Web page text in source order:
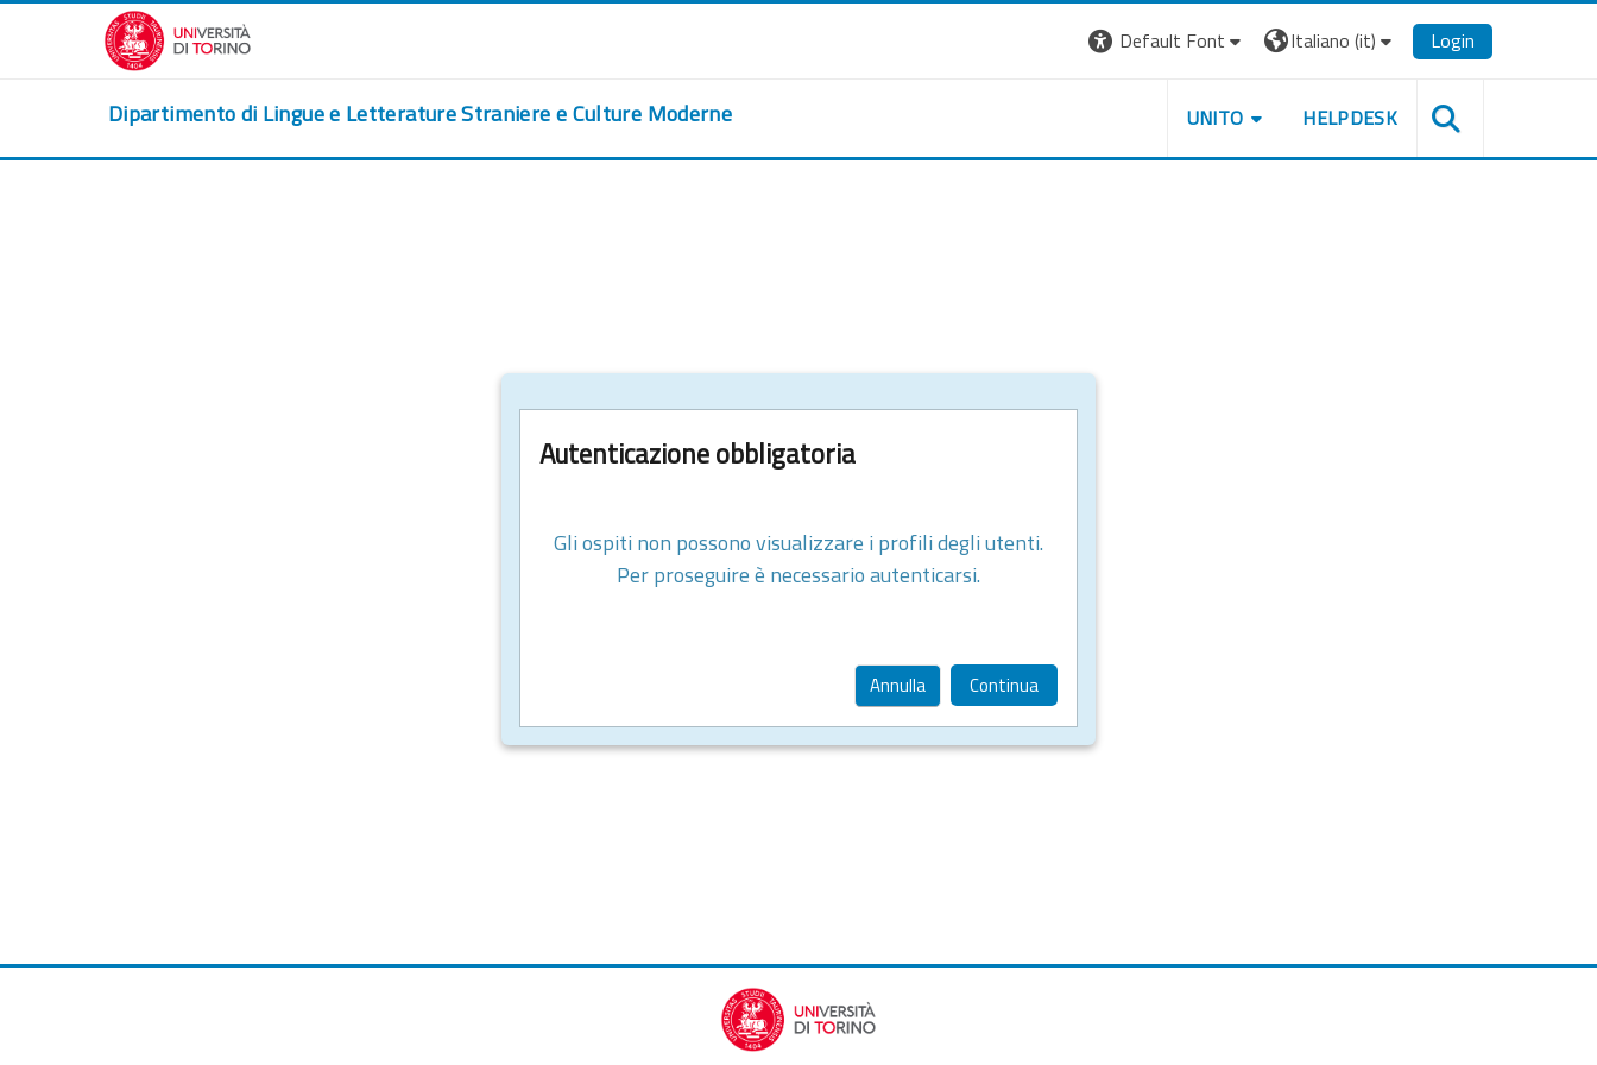
Vai al contenuto principale
Default Font
Italiano ‎(it)‎ Login
Dipartimento di Lingue e Letterature Straniere e Culture Moderne UNITO HELPDESK
Autenticazione obbligatoria
Gli ospiti non possono visualizzare i profili degli utenti.
Per proseguire è necessario autenticarsi.
Annulla Continua